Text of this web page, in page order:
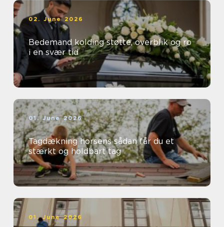
02. June 2026
Bedemand kolding støtte, overblik og ro
i en svær tid
01. June 2026
Tagdækning horsens sådan får du et
stærkt og holdbart tag
01. June 2026